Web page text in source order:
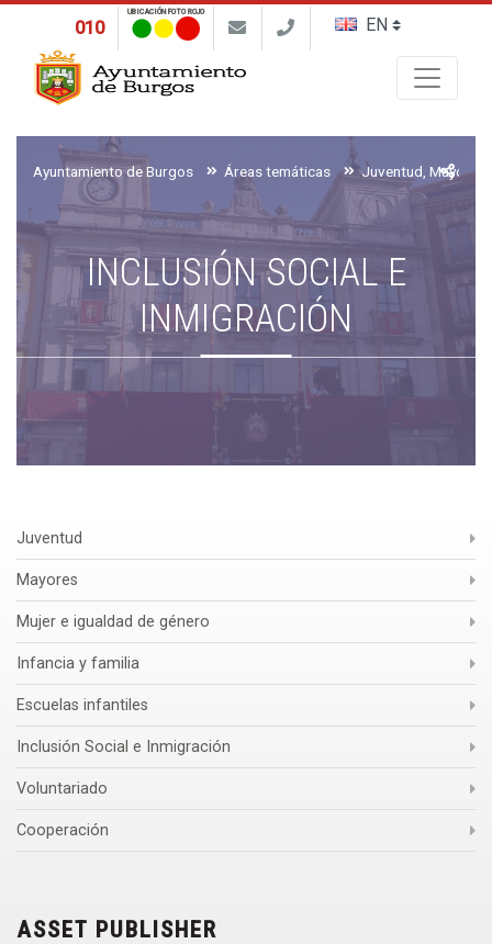
010
UBICACIÓN FOTO ROJO
Ayuntamiento de Burgos Áreas temáticas
INCLUSIÓN SOCIAL E
INMIGRACIÓN
Juventud
Mayores
Mujer e igualdad de género
Infancia y familia
Escuelas infantiles
Inclusión Social e Inmigración
Voluntariado
Cooperación
ASSET PUBLISHER